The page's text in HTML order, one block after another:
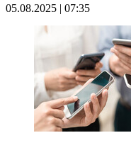
05.08.2025 | 07:35